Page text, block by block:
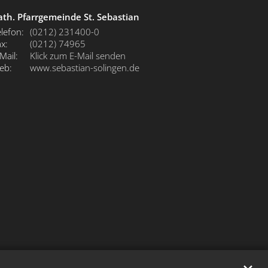
Pfarrgemeinde St. Sebastian
(0212) 231400-0
(0212) 74965
Klick zum E-Mail senden
www.sebastian-solingen.de